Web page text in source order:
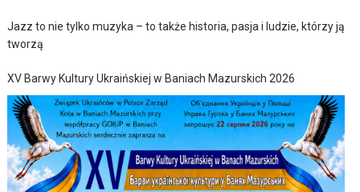
Jazz to nie tylko muzyka – to także historia, pasja i ludzie, którzy ją
tworzą
XV Barwy Kultury Ukraińskiej w Baniach Mazurskich 2026